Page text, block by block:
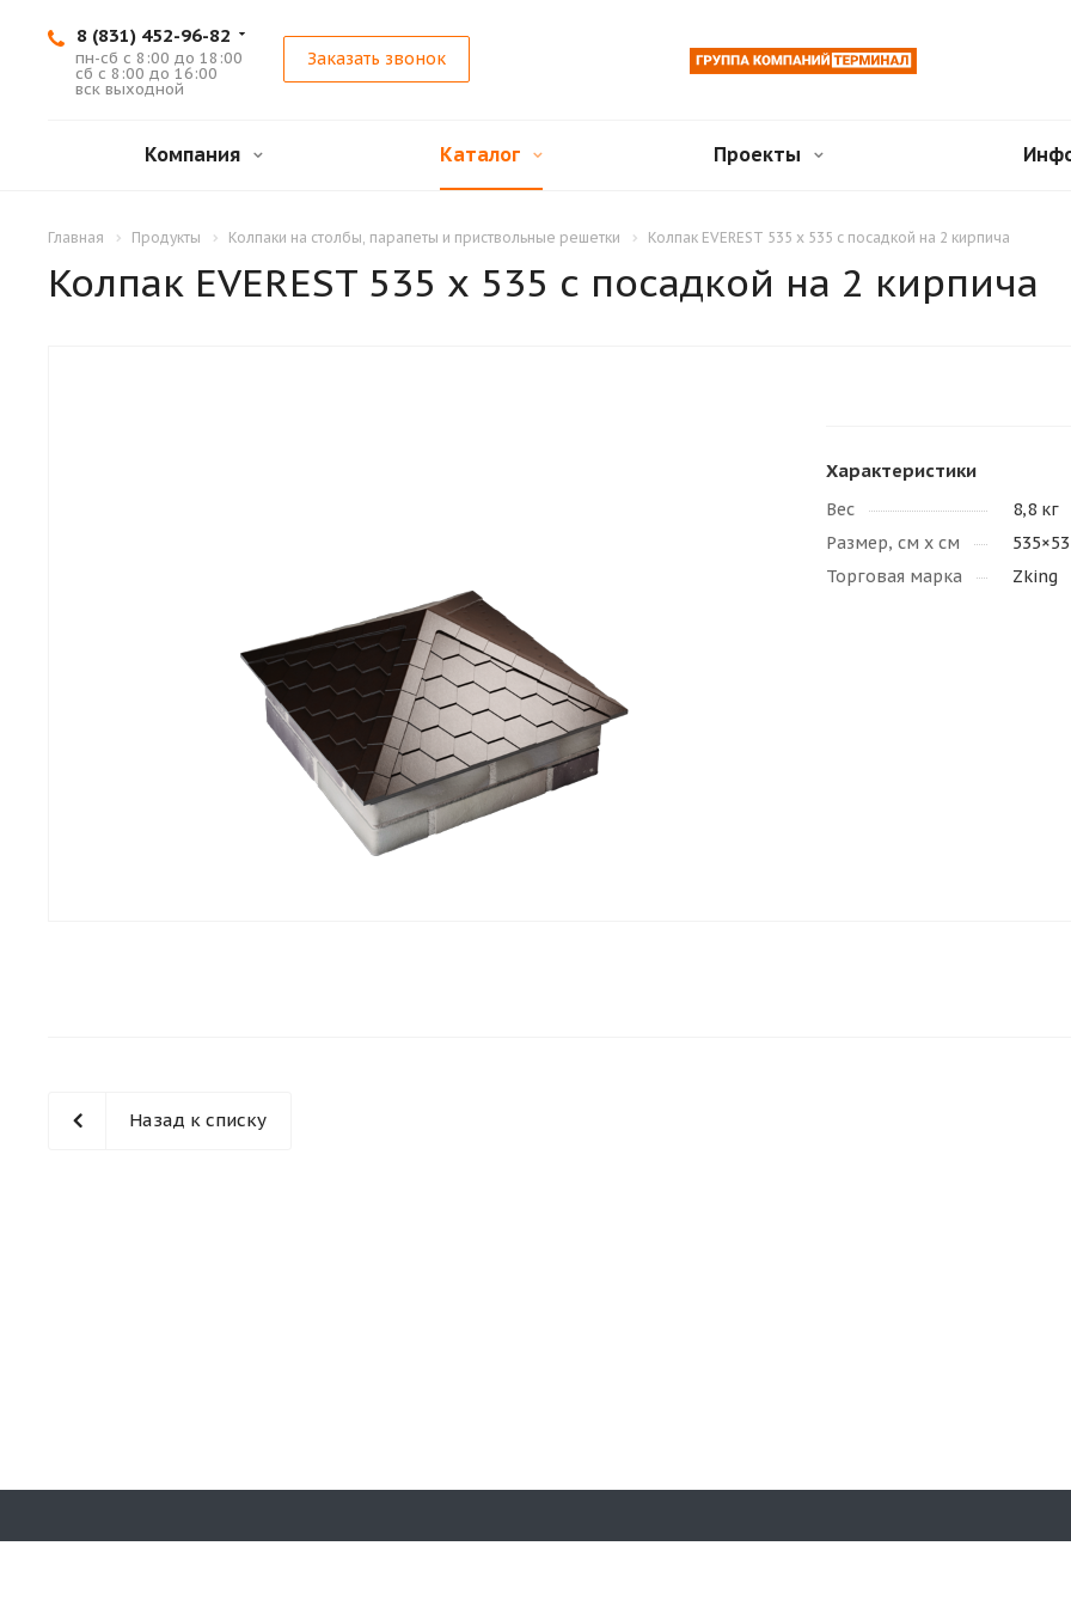
8 (831) 452-96-82
пн-сб с 8:00 до 18:00
сб с 8:00 до 16:00
вск выходной
Заказать звонок
Компания Каталог Проекты
Главная Продукты Колпаки на столбы, парапеты и приствольные решетки Колпак EVEREST 535 х 535 с посадкой на 2 кирпича
Колпак EVEREST 535 х 535 с посадкой на 2 кирпича
Характеристики
Вес
8,8 кг
Размер, см х см
Торговая марка
Zking
Назад к списку